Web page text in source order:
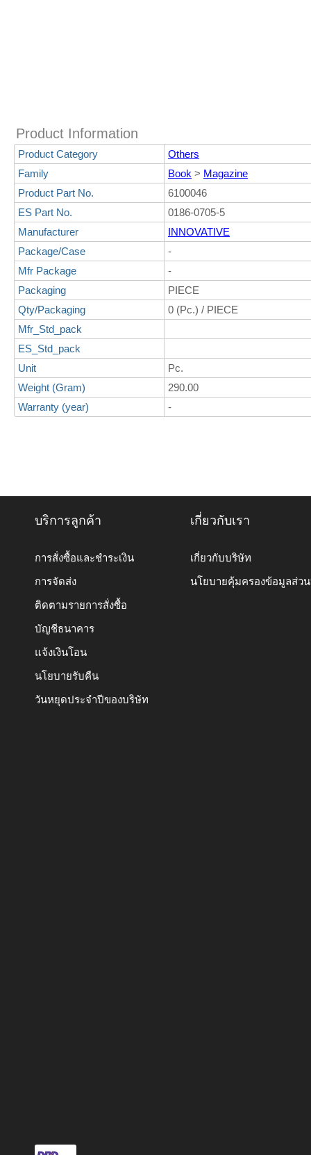
Product Information
Product Category
Others
Family
Book > Magazine
Product Part No.
6100046
ES Part No.
0186-0705-5
Manufacturer
INNOVATIVE
Package/Case
-
Mfr Package
-
Packaging
PIECE
Qty/Packaging
0 (Pc.) / PIECE
Mfr_Std_pack
ES_Std_pack
Unit
Pc.
Weight (Gram)
290.00
Warranty (year)
-
บริการลูกค้า
การสั่งซื้อและชำระเงิน
การจัดส่ง
ติดตามรายการสั่งซื้อ
บัญชีธนาคาร
แจ้งเงินโอน
นโยบายรับคืน
วันหยุดประจำปีของบริษัท
เกี่ยวกับเรา
เกี่ยวกับบริษัท
นโยบายคุ้มครองข้อมูลส่ว